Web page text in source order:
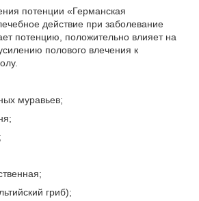
потенции «Германская
действие при заболевание
потенцию, положительно влияет на
полового влечения к
муравьев;
гриб);